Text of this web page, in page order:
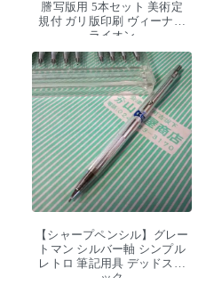
謄写版用 5本セット 美術定
規付 ガリ版印刷 ヴィーナス
ライオン
【シャープペンシル】グレー
トマン シルバー軸 シンプル
レトロ 筆記用具 デッドスト
ック